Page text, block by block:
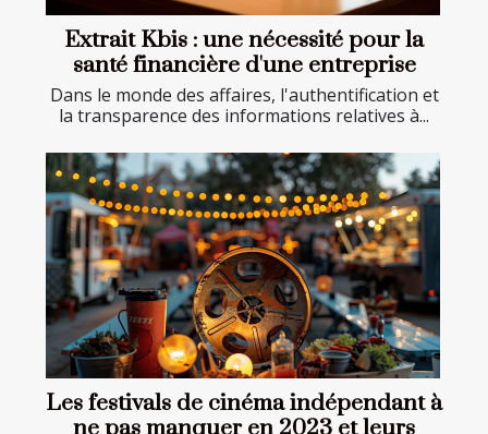
Extrait Kbis : une nécessité pour la
santé financière d'une entreprise
Dans le monde des affaires, l'authentification et
la transparence des informations relatives à...
Les festivals de cinéma indépendant à
ne pas manquer en 2023 et leurs